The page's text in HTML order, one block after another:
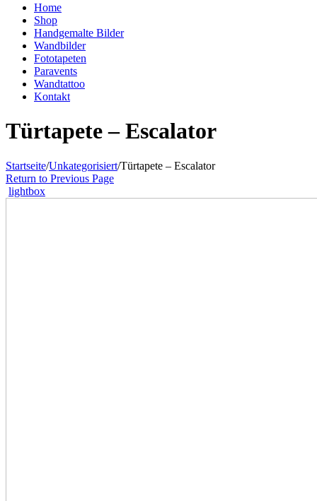
Home
Shop
Handgemalte Bilder
Wandbilder
Fototapeten
Paravents
Wandtattoo
Kontakt
Türtapete – Escalator
Startseite/Unkategorisiert/Türtapete – Escalator
Return to Previous Page
lightbox